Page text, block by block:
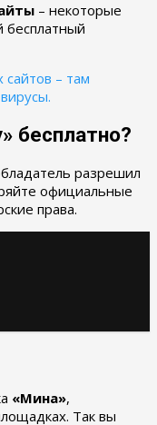
– некоторые
бесплатный
сайтов – там
бесплатно?
разрешил
официальные
права.
«Мина»,
Так вы